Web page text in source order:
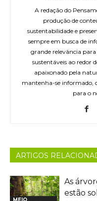
A redação do
produção de
sustentabilidade e
sempre em busca de
grande relevância para
sustentáveis ao redor
apaixonado pela
mantenha-se
para o
ARTIGOS
As
estão